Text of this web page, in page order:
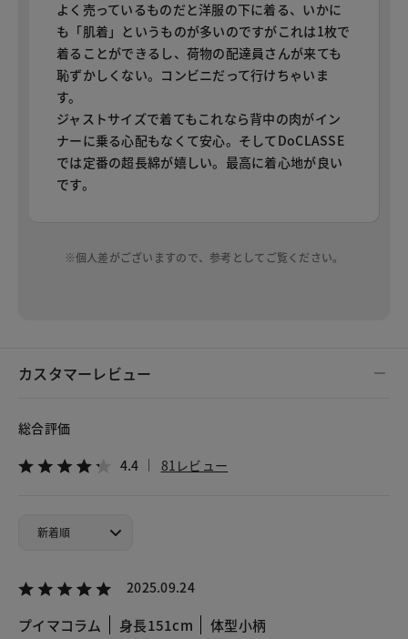
よく売っているものだと洋服の下に着る、いかに
も「肌着」というものが多いのですがこれは1枚で
着ることができるし、荷物の配達員さんが来ても
恥ずかしくない。コンビニだって行けちゃいま
す。
ジャストサイズで着てもこれなら背中の肉がイン
ナーに乗る心配もなくて安心。そしてDoCLASSE
では定番の超長綿が嬉しい。最高に着心地が良い
です。
※個人差がございますので、参考としてご覧ください。
カスタマーレビュー
総合評価
4.4 81レビュー
2025.09.24
プイマコラム 身長151cm 体型小柄